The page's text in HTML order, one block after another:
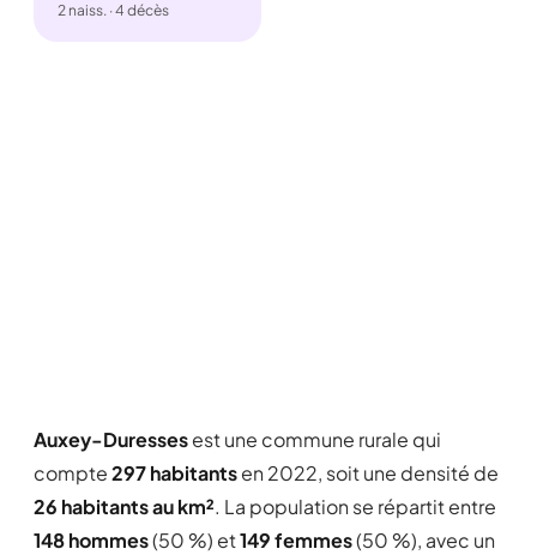
2 naiss. · 4 décès
Auxey-Duressesest une commune rurale qui
compte297 habitantsen 2022, soit une densité de
26 habitants au km². La population se répartit entre
148 hommes(50 %) et149 femmes(50 %), avec un